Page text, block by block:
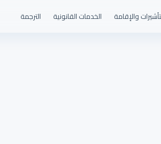
والإقامة الخدمات القانونية الترجمة